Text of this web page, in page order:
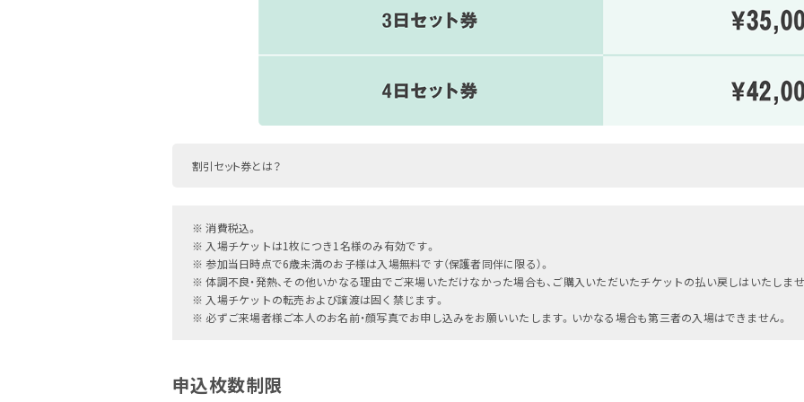
割引セット券とは？
消費税込。
入場チケットは1枚につき1名様のみ有効です。
参加当日時点で6歳未満のお子様は入場無料です（保護者同伴に限る）。
体調不良・発熱、その他いかなる理由でご来場いただけなかった場合も、ご購入いただいたチケットの払い戻しはいたしま
入場チケットの転売および譲渡は固く禁じます。
必ずご来場者様ご本人のお名前・顔写真でお申し込みをお願いいたします。いかなる場合も第三者の入場はできません。
申込枚数制限